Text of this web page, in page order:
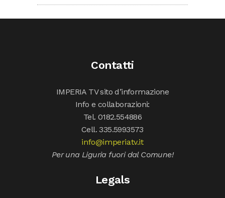
Contatti
IMPERIA TV sito d’informazione
Info e collaborazioni:
Tel. 0182.554886
Cell. 335.5993573
info@imperiatv.it
Per una Liguria fuori dal Comune!
Legals